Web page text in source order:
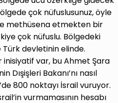
çok nüfuslusunuz, öyle
methüsena etmekten bir
çok nüfuslu. Bölgedeki
devletinin elinde.
var, bu Ahmet Şara
Dışişleri Bakanı’nı nasıl
800 noktayı İsrail vuruyor.
vurmamasının hesabı